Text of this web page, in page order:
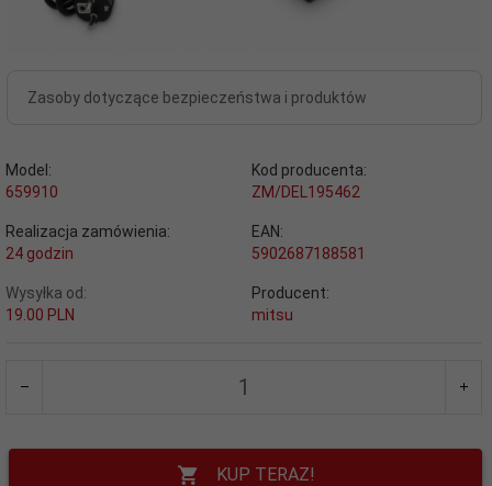
Zasoby dotyczące bezpieczeństwa i produktów
Model:
659910
Kod producenta:
ZM/DEL195462
Realizacja zamówienia:
24 godzin
EAN:
5902687188581
Wysyłka od:
19.00 PLN
Producent:
mitsu
KUP TERAZ!